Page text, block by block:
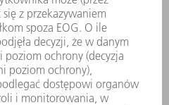
SUBSKRYPCJA BIULETYNU
FIRMY TRUMPF